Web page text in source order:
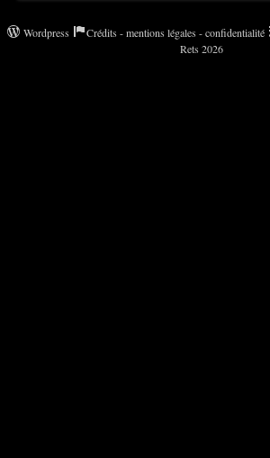
Wordpress Crédits - mentions légales - confidentialité
Rets 2026